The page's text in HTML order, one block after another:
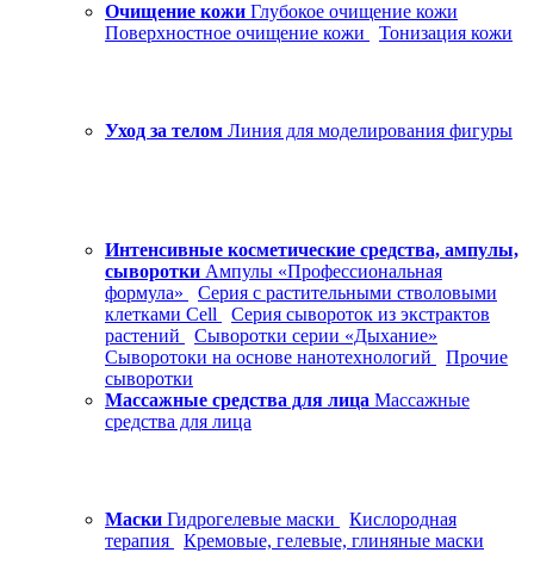
Очищение кожи Глубокое очищение кожи
Поверхностное очищение кожи
Тонизация кожи
Уход за телом Линия для моделирования фигуры
Интенсивные косметические средства, ампулы,
сыворотки Ампулы «Профессиональная
формула»
Серия с растительными стволовыми
клетками Cell
Серия сывороток из экстрактов
растений
Сыворотки серии «Дыхание»
Сыворотоки на основе нанотехнологий
Прочие
сыворотки
Массажные средства для лица Массажные
средства для лица
Маски Гидрогелевые маски
Кислородная
терапия
Кремовые, гелевые, глиняные маски